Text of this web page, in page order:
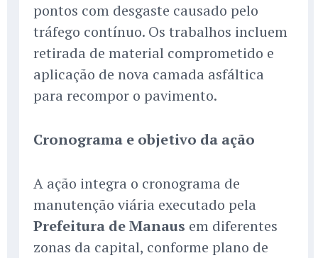
pontos com desgaste causado pelo
tráfego contínuo. Os trabalhos incluem
retirada de material comprometido e
aplicação de nova camada asfáltica
para recompor o pavimento.
Cronograma e objetivo da ação
A ação integra o cronograma de
manutenção viária executado pela
Prefeitura de Manaus em diferentes
zonas da capital, conforme plano de